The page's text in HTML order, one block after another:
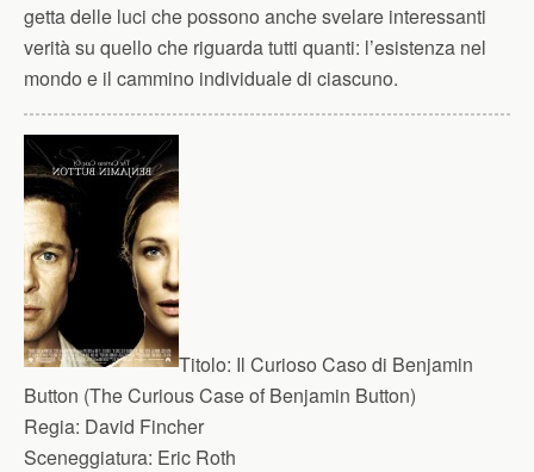
getta delle luci che possono anche svelare interessanti
verità su quello che riguarda tutti quanti: l’esistenza nel
mondo e il cammino individuale di ciascuno.
Titolo: Il Curioso Caso di Benjamin
Button (The Curious Case of Benjamin Button)
Regia: David Fincher
Sceneggiatura: Eric Roth